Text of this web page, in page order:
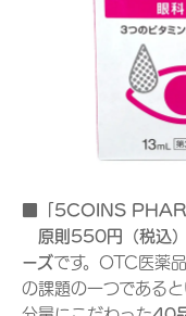
■「5COINS
原則550円（税込
ーズです。OTC医薬
の課題の一つである